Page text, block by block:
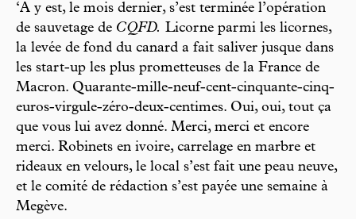
‘A y est, le mois dernier, s’est terminée l’opération
de sauvetage de CQFD. Licorne parmi les licornes,
la levée de fond du canard a fait saliver jusque dans
les start-up les plus prometteuses de la France de
Macron. Quarante-mille-neuf-cent-cinquante-cinq-
euros-virgule-zéro-deux-centimes. Oui, oui, tout ça
que vous lui avez donné. Merci, merci et encore
merci. Robinets en ivoire, carrelage en marbre et
rideaux en velours, le local s’est fait une peau neuve,
et le comité de rédaction s’est payée une semaine à
Megève.